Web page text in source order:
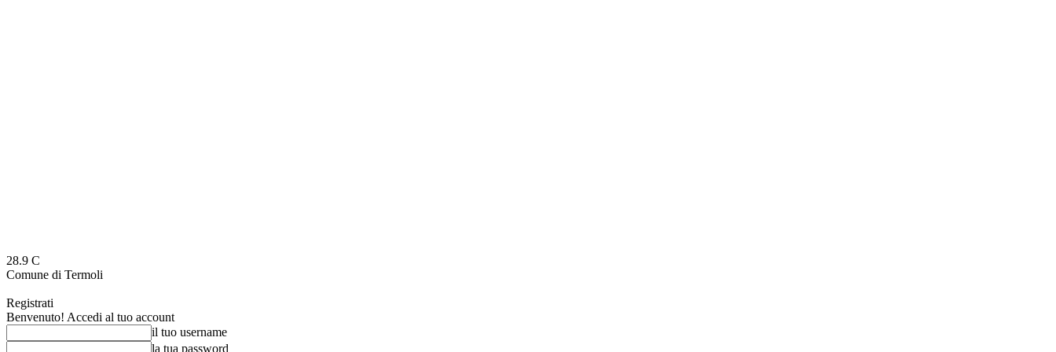
28.9 C
Comune di Termoli
Registrati
Benvenuto! Accedi al tuo account
il tuo username
la tua password